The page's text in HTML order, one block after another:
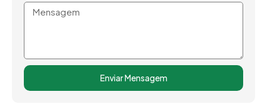
Mensagem
Enviar Mensagem